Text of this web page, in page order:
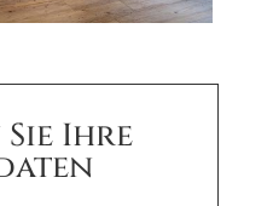
Ihre